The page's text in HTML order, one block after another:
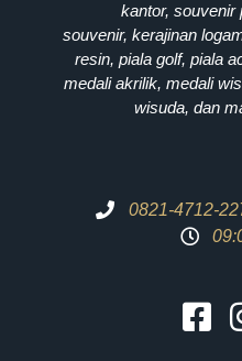
kantor, souvenir
souvenir, kerajinan
resin, piala golf, piala
medali akrilik, medali
wisuda, dan
0821-4712-